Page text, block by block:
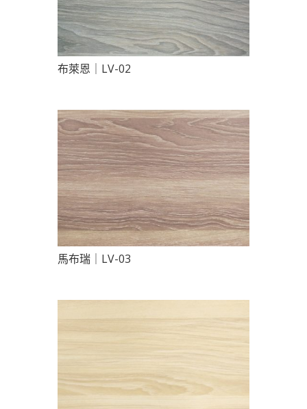
布萊恩｜LV-02
馬布瑞｜LV-03